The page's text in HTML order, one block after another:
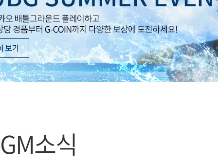
모바일게임
우마무스메 프리티 더비
SMiniz
프렌즈팝콘
프렌즈타운
서비스
내정보
보안센터
업데이트
대회소식
모집
GM소식